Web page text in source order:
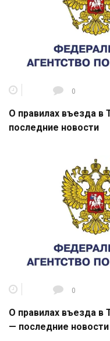
0
О правилах въезда в
последние новости
0
О правилах въезда в
— последние новости